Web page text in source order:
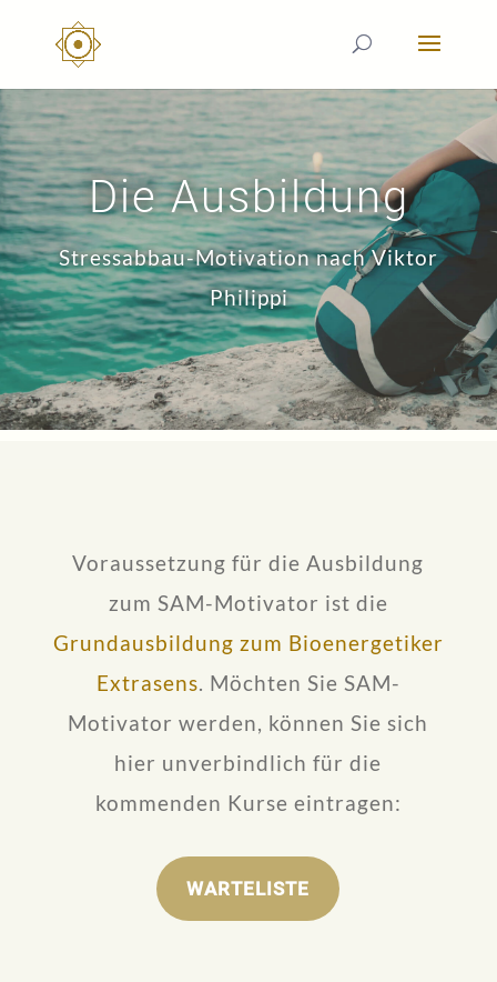
Die Ausbildung
Stressabbau-Motivation nach Viktor
Philippi
Voraussetzung für die Ausbildung
zum SAM-Motivator ist die
Grundausbildung zum Bioenergetiker
Extrasens. Möchten Sie SAM-
Motivator werden, können Sie sich
hier unverbindlich für die
kommenden Kurse eintragen:
WARTELISTE